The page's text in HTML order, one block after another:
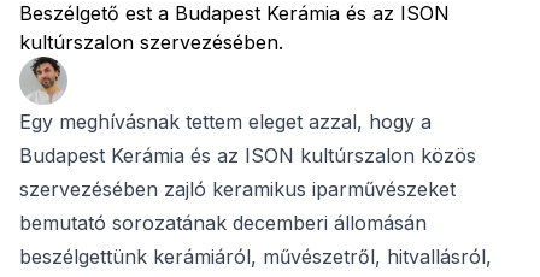
Beszélgető est a Budapest Kerámia és az ISON
kultúrszalon szervezésében.
Egy meghívásnak tettem eleget azzal, hogy a
Budapest Kerámia és az ISON kultúrszalon közös
szervezésében zajló keramikus iparművészeket
bemutató sorozatának decemberi állomásán
beszélgettünk kerámiáról, művészetről, hitvallásról,